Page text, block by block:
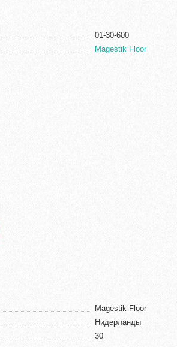
01-30-600
Magestik Floor
Magestik Floor
Нидерланды
30